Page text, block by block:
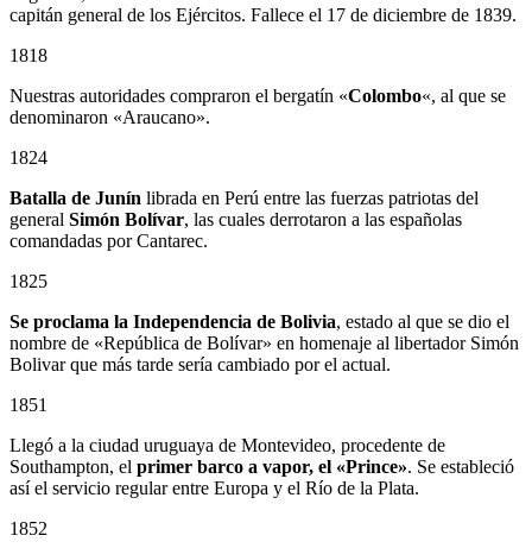
capitán general de los Ejércitos. Fallece el 17 de diciembre de 1839.
1818
Nuestras autoridades compraron el bergatín «Colombo«, al que se
denominaron «Araucano».
1824
Batalla de Junín librada en Perú entre las fuerzas patriotas del
general Simón Bolívar, las cuales derrotaron a las españolas
comandadas por Cantarec.
1825
Se proclama la Independencia de Bolivia, estado al que se dio el
nombre de «República de Bolívar» en homenaje al libertador Simón
Bolivar que más tarde sería cambiado por el actual.
1851
Llegó a la ciudad uruguaya de Montevideo, procedente de
Southampton, el primer barco a vapor, el «Prince». Se estableció
así el servicio regular entre Europa y el Río de la Plata.
1852